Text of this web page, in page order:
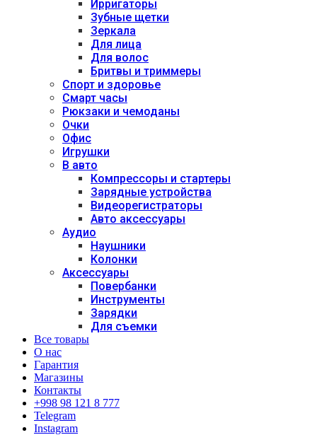
Ирригаторы
Зубные щетки
Зеркала
Для лица
Для волос
Бритвы и триммеры
Спорт и здоровье
Смарт часы
Рюкзаки и чемоданы
Очки
Офис
Игрушки
В авто
Компрессоры и стартеры
Зарядные устройства
Видеорегистраторы
Авто аксессуары
Аудио
Наушники
Колонки
Аксессуары
Повербанки
Инструменты
Зарядки
Для съемки
Все товары
О нас
Гарантия
Магазины
Контакты
+998 98 121 8 777
Telegram
Instagram